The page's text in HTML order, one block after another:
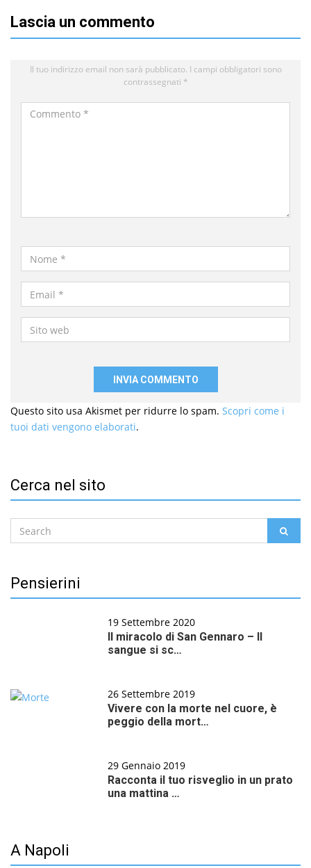
Lascia un commento
Il tuo indirizzo email non sarà pubblicato. I campi obbligatori sono
contrassegnati *
Commento
Nome
*
Email
*
Sito
web
Questo sito usa Akismet per ridurre lo spam. Scopri come i
tuoi dati vengono elaborati.
Cerca nel sito
Search
for:
Pensierini
19 Settembre 2020
Il miracolo di San Gennaro – Il
sangue si sc…
26 Settembre 2019
Vivere con la morte nel cuore, è
peggio della mort…
29 Gennaio 2019
Racconta il tuo risveglio in un prato
una mattina …
A Napoli